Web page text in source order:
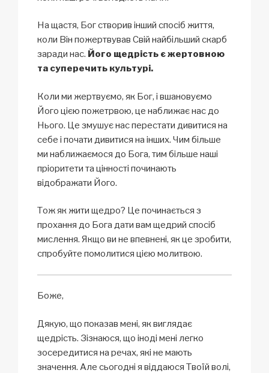
На щастя, Бог створив інший спосіб життя,
коли Він пожертвував Свій найбільший скарб
заради нас. Його щедрість є жертовною
та суперечить культурі.
Коли ми жертвуємо, як Бог, і вшановуємо
Його цією пожетрвою, це наближає нас до
Нього. Це змушує нас перестати дивитися на
себе і почати дивитися на інших. Чим більше
ми наближаємося до Бога, тим більше наші
пріоритети та цінності починають
відображати Його.
Тож як жити щедро? Це починається з
прохання до Бога дати вам щедрий спосіб
мислення. Якщо ви не впевнені, як це зробити,
спробуйте помолитися цією молитвою.
Боже,
Дякую, що показав мені, як виглядає
щедрість. Зізнаюся, що іноді мені легко
зосередитися на речах, які не мають
значення. Але сьогодні я віддаюся Твоїй волі,